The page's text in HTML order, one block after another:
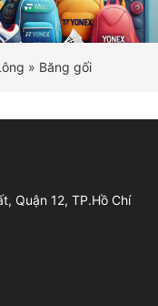
» Băng gối
Quận 12, TP.Hồ Chí